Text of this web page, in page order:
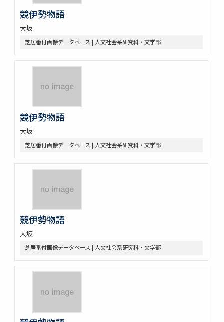
競伊勢物語
大坂
芝居番付画像データベース | 人文社会系研究科・文学部
競伊勢物語
大坂
芝居番付画像データベース | 人文社会系研究科・文学部
競伊勢物語
大坂
芝居番付画像データベース | 人文社会系研究科・文学部